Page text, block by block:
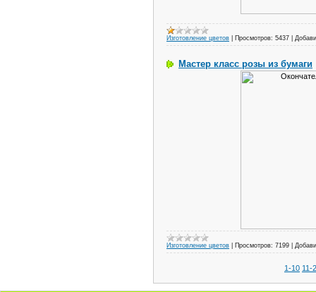
Изготовление цветов Просмотров: 5437
Мастер класс розы из бумаги
Изготовление цветов Просмотров: 7199
1-10 11-